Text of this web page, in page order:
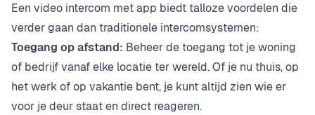
Een video intercom met app biedt talloze voordelen die
verder gaan dan traditionele intercomsystemen:
Toegang op afstand: Beheer de toegang tot je woning
of bedrijf vanaf elke locatie ter wereld. Of je nu thuis, op
het werk of op vakantie bent, je kunt altijd zien wie er
voor je deur staat en direct reageren.